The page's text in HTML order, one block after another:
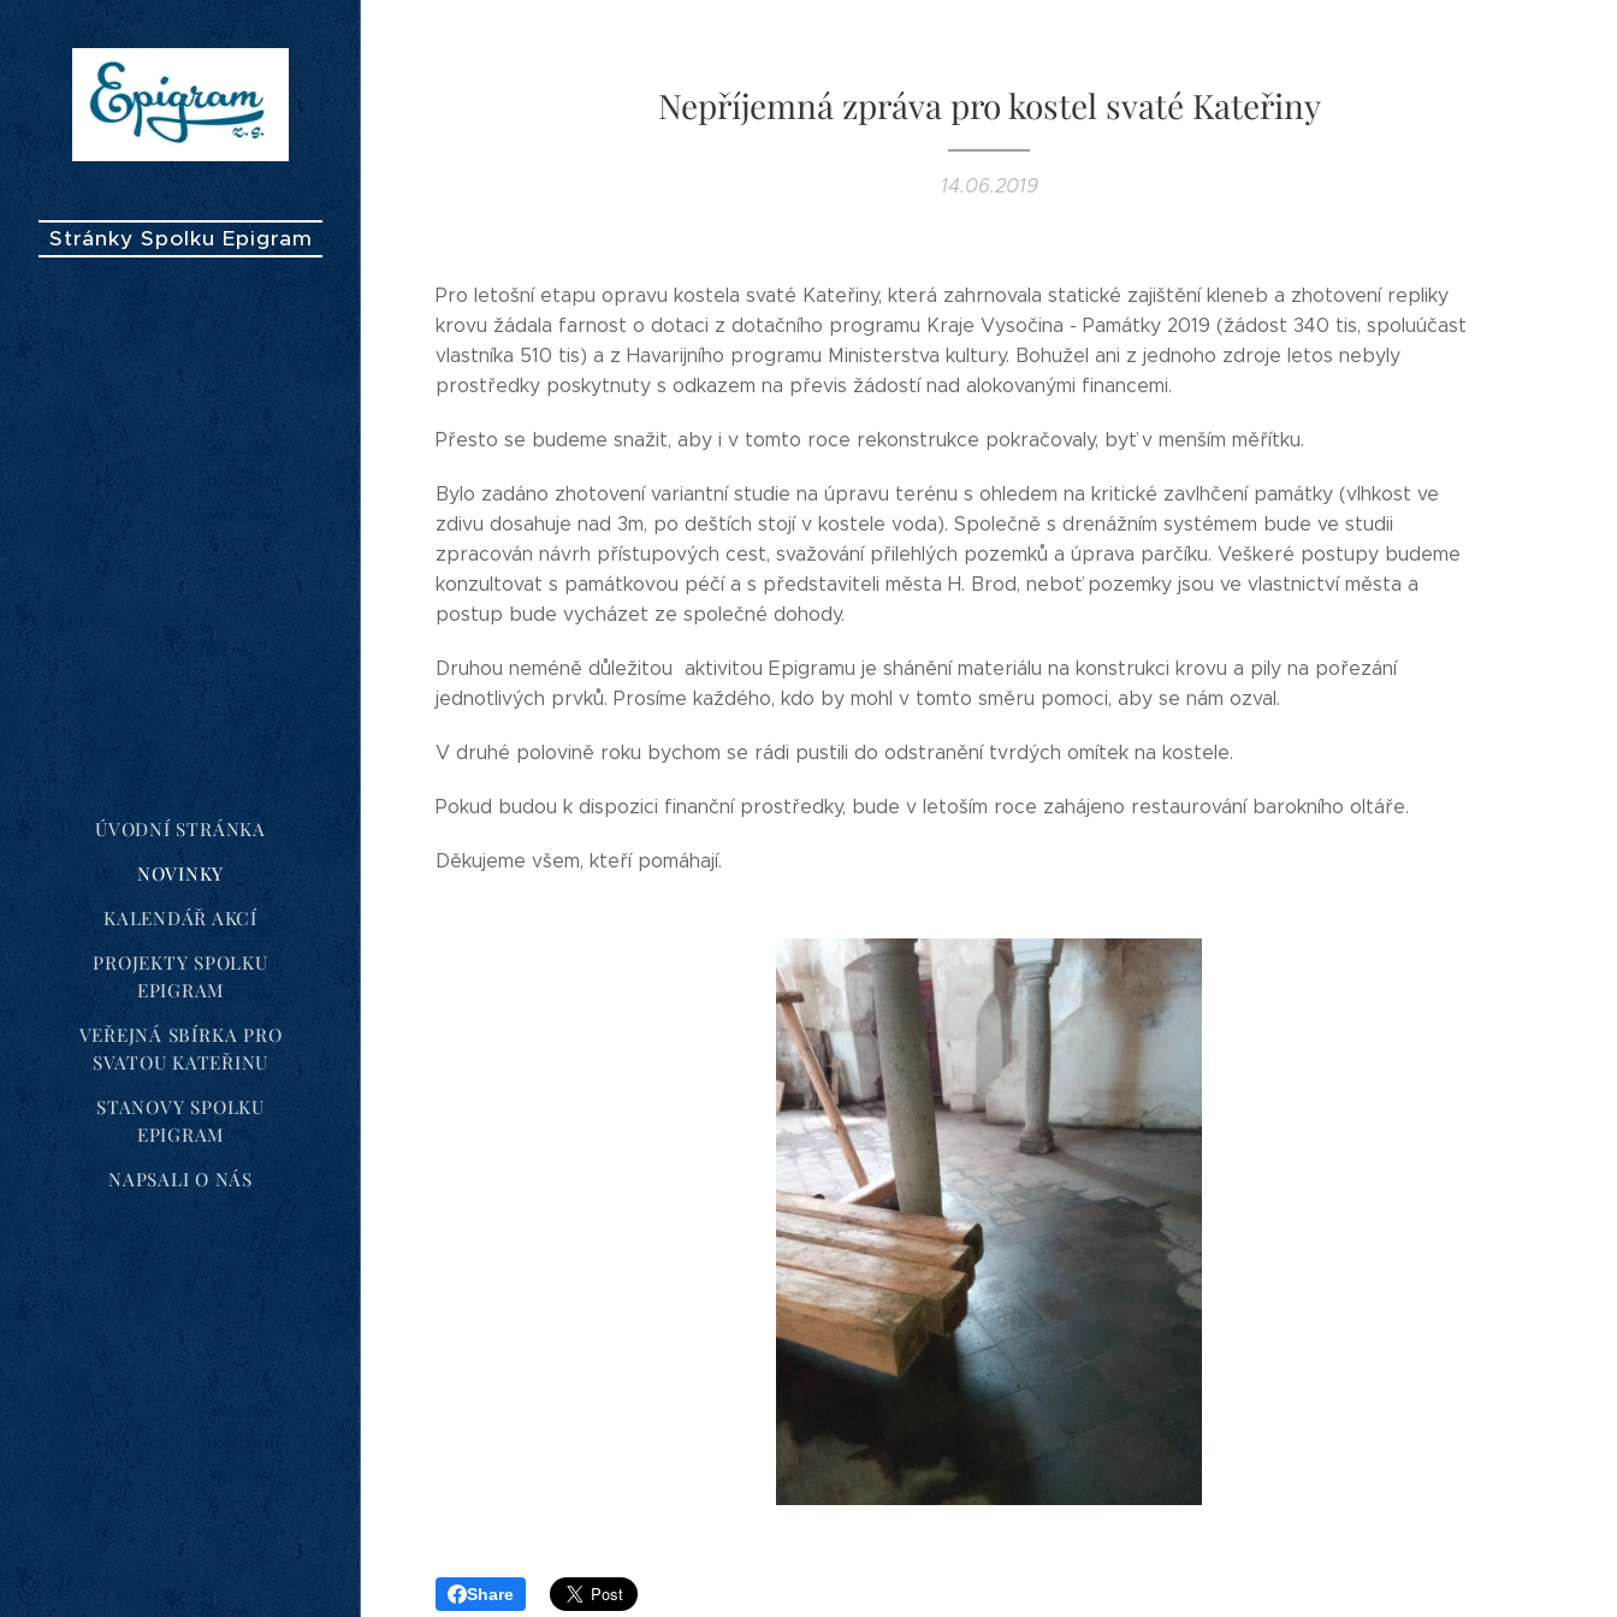
Stránky Spolku Epigram
ÚVODNÍ STRÁNKA
NOVINKY
KALENDÁŘ AKCÍ
PROJEKTY SPOLKU
EPIGRAM
VEŘEJNÁ SBÍRKA PRO
SVATOU KATEŘINU
STANOVY SPOLKU
EPIGRAM
NAPSALI O NÁS
Nepříjemná zpráva pro kostel svaté Kateřiny
14.06.2019
Pro letošní etapu opravu kostela svaté Kateřiny, která zahrnovala statické zajištění kleneb a zhotovení repliky
krovu žádala farnost o dotaci z dotačního programu Kraje Vysočina - Památky 2019 (žádost 340 tis, spoluúčast
vlastníka 510 tis) a z Havarijního programu Ministerstva kultury. Bohužel ani z jednoho zdroje letos nebyly
prostředky poskytnuty s odkazem na převis žádostí nad alokovanými financemi.
Přesto se budeme snažit, aby i v tomto roce rekonstrukce pokračovaly, byť v menším měřítku.
Bylo zadáno zhotovení variantní studie na úpravu terénu s ohledem na kritické zavlhčení památky (vlhkost ve
zdivu dosahuje nad 3m, po deštích stojí v kostele voda). Společně s drenážním systémem bude ve studii
zpracován návrh přístupových cest, svažování přilehlých pozemků a úprava parčíku. Veškeré postupy budeme
konzultovat s památkovou péčí a s představiteli města H. Brod, neboť pozemky jsou ve vlastnictví města a
postup bude vycházet ze společné dohody.
Druhou neméně důležitou aktivitou Epigramu je shánění materiálu na konstrukci krovu a pily na pořezání
jednotlivých prvků. Prosíme každého, kdo by mohl v tomto směru pomoci, aby se nám ozval.
V druhé polovině roku bychom se rádi pustili do odstranění tvrdých omítek na kostele.
Pokud budou k dispozici finanční prostředky, bude v letoším roce zahájeno restaurování barokního oltáře.
Děkujeme všem, kteří pomáhají.
Share